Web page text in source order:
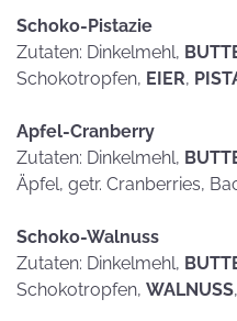
Schoko-Pistazie
Zutaten: Dinkelmehl,
Schokotropfen, EIER,
Apfel-Cranberry
Zutaten: Dinkelmehl,
Äpfel, getr. Cranberries,
Schoko-Walnuss
Zutaten: Dinkelmehl,
Schokotropfen, WALNUSS,